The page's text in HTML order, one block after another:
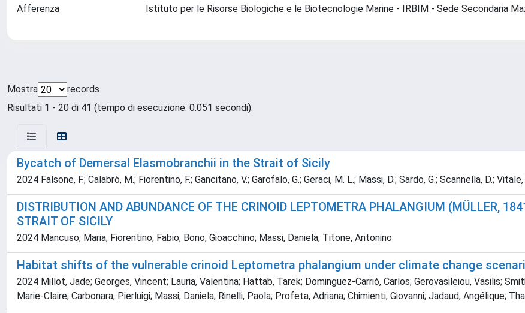
Afferenza Istituto per le Risorse Biologiche e le Biotecnologie Marine - IRBIM - Sede Secondaria
Mostra
records
Risultati 1 - 20 di 41 (tempo di esecuzione: 0.051 secondi).
Bycatch of Demersal Elasmobranchii in the Strait of Sicily
2024 Falsone, F.; Calabrò, M.; Fiorentino, F.; Gancitano, V.; Garofalo, G.; Geraci, M. L.; Massi, D.; Sardo, G.; Scannella, D.; Vitale,
DISTRIBUTION AND ABUNDANCE OF THE CRINOID LEPTOMETRA PHALANGIUM (MÜLLER,
STRAIT OF SICILY
2024 Mancuso, Maria; Fiorentino, Fabio; Bono, Gioacchino; Massi, Daniela; Titone, Antonino
Habitat shifts of the vulnerable crinoid Leptometra phalangium under climate change
2024 Millot, Jade; Georges, Vincent; Lauria, Valentina; Hattab, Tarek; Dominguez-Carrió, Carlos; Gerovasileiou, Vasilis;
Marie-Claire; Carbonara, Pierluigi; Massi, Daniela; Rinelli, Paola; Profeta, Adriana; Chimienti, Giovanni; Jadaud, Angélique;